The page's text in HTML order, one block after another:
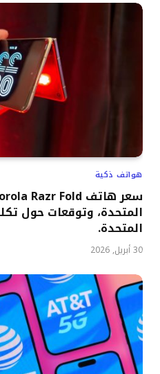
هواتف ذكية
المتحدة، وتوقعات حول
المتحدة.
30 أبريل, 2026